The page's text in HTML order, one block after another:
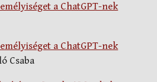
a ChatGPT-nek
a ChatGPT-nek
Csaba